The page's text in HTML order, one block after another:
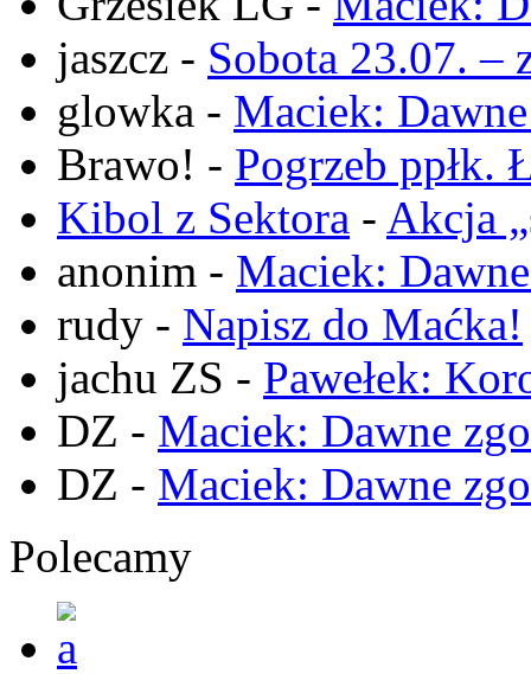
jaszcz - Sobota 23.07. –
glowka - Maciek:
Brawo! - Pogrzeb ppłk.
Kibol z Sektora - Akcja
anonim - Maciek:
rudy - Napisz do Maćka!
jachu ZS - Pawełek:
DZ - Maciek: Dawne
DZ - Maciek: Dawne
Polecamy